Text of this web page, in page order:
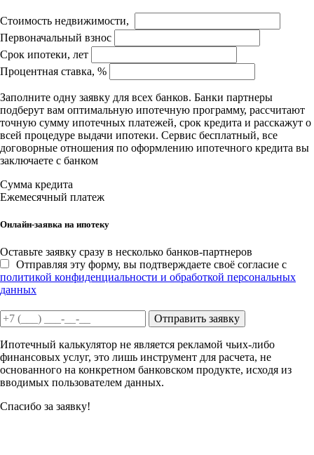
Стоимость недвижимости,
Первоначальный взнос
Срок ипотеки, лет
Процентная ставка, %
Заполните одну заявку для всех банков. Банки партнеры
подберут вам оптимальную ипотечную программу, рассчитают
точную сумму ипотечных платежей, срок кредита и расскажут о
всей процедуре выдачи ипотеки. Сервис бесплатный, все
договорные отношения по оформлению ипотечного кредита вы
заключаете с банком
Сумма кредита
Ежемесячный платеж
Онлайн-заявка на ипотеку
Оставьте заявку сразу в несколько банков-партнеров
Отправляя эту форму, вы подтверждаете своё согласие с
политикой конфиденциальности и обработкой персональных
данных
Отправить заявку
Ипотечный калькулятор не является рекламой чьих-либо
финансовых услуг, это лишь инструмент для расчета, не
основанного на конкретном банковском продукте, исходя из
вводимых пользователем данных.
Спасибо за заявку!